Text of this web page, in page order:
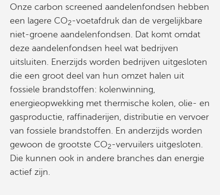
Onze carbon screened aandelenfondsen hebben
een lagere CO2-voetafdruk dan de vergelijkbare
niet-groene aandelenfondsen. Dat komt omdat
deze aandelenfondsen heel wat bedrijven
uitsluiten. Enerzijds worden bedrijven uitgesloten
die een groot deel van hun omzet halen uit
fossiele brandstoffen: kolenwinning,
energieopwekking met thermische kolen, olie- en
gasproductie, raffinaderijen, distributie en vervoer
van fossiele brandstoffen. En anderzijds worden
gewoon de grootste CO2-vervuilers uitgesloten.
Die kunnen ook in andere branches dan energie
actief zijn.